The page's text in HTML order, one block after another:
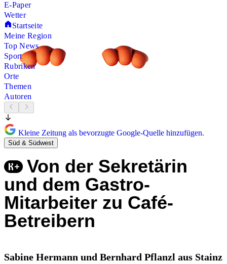
E-Paper
Wetter
Startseite
Meine Region
Top News
Sport
Rubriken
Orte
Themen
Autoren
Kleine Zeitung als bevorzugte Google-Quelle hinzufügen.
Süd & Südwest
Von der Sekretärin
und dem Gastro-
Mitarbeiter zu Café-
Betreibern
Sabine Hermann und Bernhard Pflanzl aus Stainz